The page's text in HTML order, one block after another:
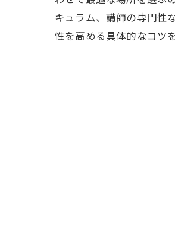
キュラム、講師の専門性
性を高める具体的なコツ